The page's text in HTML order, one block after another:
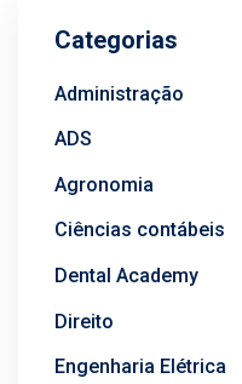
Categorias
Administração
ADS
Agronomia
Ciências contábeis
Dental Academy
Direito
Engenharia Elétrica